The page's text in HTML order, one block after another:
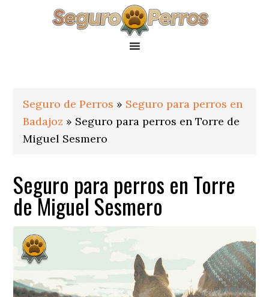
Seguro de Perros » Seguro para perros en
Badajoz » Seguro para perros en Torre de
Miguel Sesmero
Seguro para perros en Torre
de Miguel Sesmero